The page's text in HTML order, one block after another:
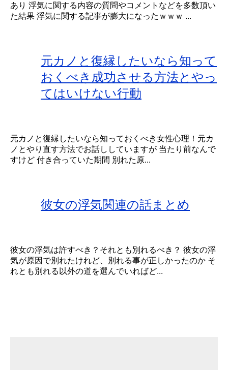
あり 浮気に関する内容の質問やコメントなどを多数頂い
た結果 浮気に関する記事が膨大になったｗｗｗ ...
元カノと復縁したいなら知って
おくべき成功させる方法とやっ
てはいけない行動
元カノと復縁したいなら知っておくべき女性心理！元カ
ノとやり直す方法でお話ししていますが 当たり前なんで
すけど 付き合っていた期間 別れた原...
彼女の浮気関連の話まとめ
彼女の浮気は許すべき？それとも別れるべき？ 彼女の浮
気が原因で別れたけれど、別れる事が正しかったのか そ
れとも別れる以外の道を選んでいればど...